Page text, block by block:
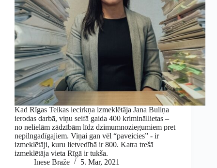
Kad Rīgas Teikas iecirkņa izmeklētāja Jana Buliņa
ierodas darbā, viņu seifā gaida 400 krimināllietas –
no nelielām zādzībām līdz dzimumnoziegumiem pret
nepilngadīgajiem. Viņai gan vēl “paveicies” - ir
izmeklētāji, kuru lietvedībā ir 800. Katra trešā
izmeklētāja vieta Rīgā ir tukša.
Inese Braže
5. Mar, 2021